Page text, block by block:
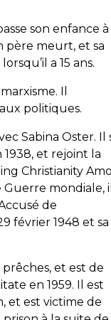
son enfance à
père meurt, et sa
a 15 ans.
Il
politiques.
Sabina Oster. Il
et rejoint la
Christianity
Guerre mondiale,
de
février 1948 et sa
prêches, et est de
en 1959. Il est
et est victime de